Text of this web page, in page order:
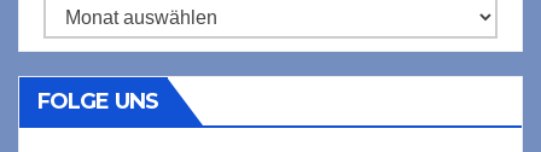
Blog-
Archiv
FOLGE UNS